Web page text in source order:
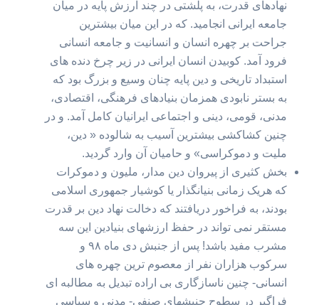
نهادهای قدرت، به پلشتی در چند ارزش پایه در میان
جامعه ایرانی انجامید. که در این میان بیشترین
جراحت بر چهره انسان و انسانیت و جامعه انسانی
فرود آمد. کوبیدن انسان ایرانی در زیر چرخ دنده های
استبداد تاریخی و دین پایه چنان وسیع و بزرگ بود که
به بستر نابودی همزمان بنیادهای فرهنگی،‌ اقتصادی،
مدنی، قومی، ‌دینی و اجتماعی ایرانیان کامل آمد. و در
چنین کشاکشی بیشترین آسیب به شالوده « دین،
ملیت و دموکراسی» و حامیان آن وارد گردید.
بخش کثیری از پیروان دین مدار، ملیون و دموکرات
که هریک زمانی بنیانگذار یا کوشیار جمهوری اسلامی
بودند،‌ به فراخور دریافتند که دخالت نهاد دین بر قدرت
مستقر نمی تواند در حفظ ارزشهای بنیادین این سه
مشرب مفید باشد! پس از جنبش دی ماه ۹۸ و
سرکوب هزاران نفر از معصوم ترین چهره های
انسانی- چنین ناسازگاری بی اراده تبدیل به مطالبه ای
فراگیر در سطوح جنبشهای صنفی- مدنی و سیاسی